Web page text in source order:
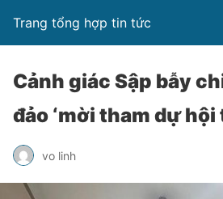
Trang tổng hợp tin tức
Cảnh giác Sập bẫy
đảo ‘mời tham dự hội
vo linh